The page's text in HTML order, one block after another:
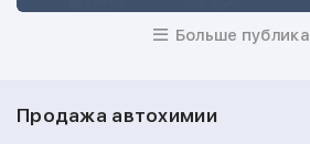
Больше
Продажа автохимии